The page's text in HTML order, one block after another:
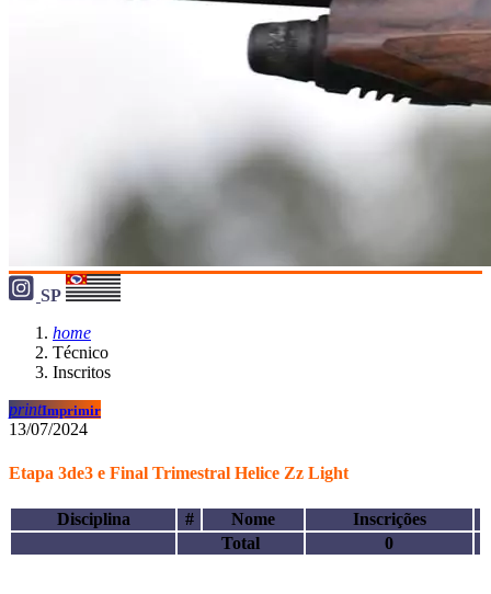
SP
home
Técnico
Inscritos
printImprimir
13/07/2024
Etapa 3de3 e Final Trimestral Helice Zz Light
Disciplina # Nome
Inscrições
Total
0